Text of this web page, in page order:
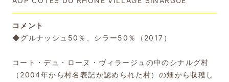
コメント
◆グルナッシュ50％、シラー50％（2017）
コート・デュ・ローヌ・ヴィラージュの中のシナルグ村
（2004年から村名表記が認められた村）の畑から収穫し